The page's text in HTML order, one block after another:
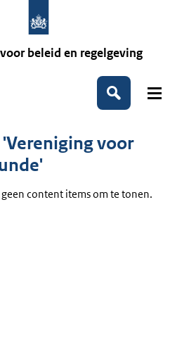
beleid en regelgeving
Zoeken
voor
content items om te tonen.